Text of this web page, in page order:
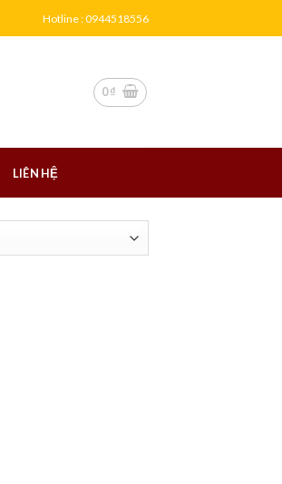
Hotline : 0944518556
0₫
LIÊN HỆ